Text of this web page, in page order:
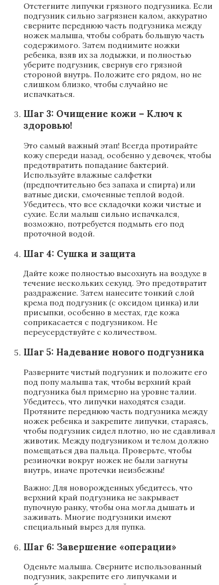
Отстегните липучки грязного подгузника. Если
подгузник сильно загрязнен калом, аккуратно
сверните переднюю часть подгузника между
ножек малыша, чтобы собрать большую часть
содержимого. Затем поднимите ножки
ребенка, взяв их за лодыжки, и полностью
уберите подгузник, свернув его грязной
стороной внутрь. Положите его рядом, но не
слишком близко, чтобы случайно не
испачкаться.
Шаг 3: Очищение кожи – Ключ к
здоровью!
Это самый важный этап! Всегда протирайте
кожу спереди назад, особенно у девочек, чтобы
предотвратить попадание бактерий.
Используйте влажные салфетки
(предпочтительно без запаха и спирта) или
ватные диски, смоченные теплой водой.
Убедитесь, что все складочки кожи чистые и
сухие. Если малыш сильно испачкался,
возможно, потребуется подмыть его под
проточной водой.
Шаг 4: Сушка и защита
Дайте коже полностью высохнуть на воздухе в
течение нескольких секунд. Это предотвратит
раздражение. Затем нанесите тонкий слой
крема под подгузник (с оксидом цинка) или
присыпки, особенно в местах, где кожа
соприкасается с подгузником. Не
переусердствуйте с количеством.
Шаг 5: Надевание нового подгузника
Разверните чистый подгузник и положите его
под попу малыша так, чтобы верхний край
подгузника был примерно на уровне талии.
Убедитесь, что липучки находятся сзади.
Протяните переднюю часть подгузника между
ножек ребенка и закрепите липучки, стараясь,
чтобы подгузник сидел плотно, но не сдавливал
животик. Между подгузником и телом должно
помещаться два пальца. Проверьте, чтобы
резиночки вокруг ножек не были загнуты
внутрь, иначе протечки неизбежны!
Важно: Для новорожденных убедитесь, что
верхний край подгузника не закрывает
пупочную ранку, чтобы она могла дышать и
заживать. Многие подгузники имеют
специальный вырез для пупка.
Шаг 6: Завершение «операции»
Оденьте малыша. Сверните использованный
подгузник, закрепите его липучками и